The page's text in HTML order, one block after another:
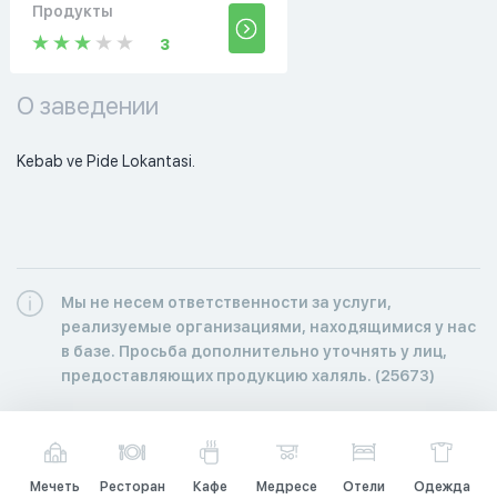
Продукты
3
О заведении
Kebab ve Pide Lokantasi.
Мы не несем ответственности за услуги,
реализуемые организациями, находящимися у нас
в базе. Просьба дополнительно уточнять у лиц,
предоставляющих продукцию халяль. (25673)
Мечеть Ресторан Кафе Медресе Отели Одежда